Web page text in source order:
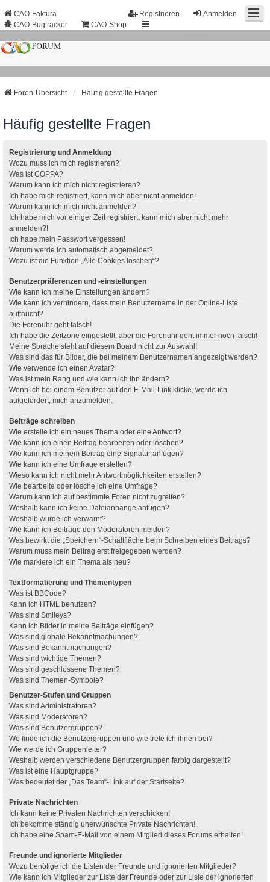
Anmelden
Registrieren
CAO-Faktura
CAO-Bugtracker
CAO-Shop
Foren-Übersicht Häufig gestellte Fragen
Häufig gestellte Fragen
Registrierung und Anmeldung
Wozu muss ich mich registrieren?
Was ist COPPA?
Warum kann ich mich nicht registrieren?
Ich habe mich registriert, kann mich aber nicht anmelden!
Warum kann ich mich nicht anmelden?
Ich habe mich vor einiger Zeit registriert, kann mich aber nicht mehr
anmelden?!
Ich habe mein Passwort vergessen!
Warum werde ich automatisch abgemeldet?
Wozu ist die Funktion „Alle Cookies löschen“?
Benutzerpräferenzen und -einstellungen
Wie kann ich meine Einstellungen ändern?
Wie kann ich verhindern, dass mein Benutzername in der Online-Liste
auftaucht?
Die Forenuhr geht falsch!
Ich habe die Zeitzone eingestellt, aber die Forenuhr geht immer noch falsch!
Meine Sprache steht auf diesem Board nicht zur Auswahl!
Was sind das für Bilder, die bei meinem Benutzernamen angezeigt werden?
Wie verwende ich einen Avatar?
Was ist mein Rang und wie kann ich ihn ändern?
Wenn ich bei einem Benutzer auf den E-Mail-Link klicke, werde ich
aufgefordert, mich anzumelden.
Beiträge schreiben
Wie erstelle ich ein neues Thema oder eine Antwort?
Wie kann ich einen Beitrag bearbeiten oder löschen?
Wie kann ich meinem Beitrag eine Signatur anfügen?
Wie kann ich eine Umfrage erstellen?
Wieso kann ich nicht mehr Antwortmöglichkeiten erstellen?
Wie bearbeite oder lösche ich eine Umfrage?
Warum kann ich auf bestimmte Foren nicht zugreifen?
Weshalb kann ich keine Dateianhänge anfügen?
Weshalb wurde ich verwarnt?
Wie kann ich Beiträge den Moderatoren melden?
Was bewirkt die „Speichern“-Schaltfläche beim Schreiben eines Beitrags?
Warum muss mein Beitrag erst freigegeben werden?
Wie markiere ich ein Thema als neu?
Textformatierung und Thementypen
Was ist BBCode?
Kann ich HTML benutzen?
Was sind Smileys?
Kann ich Bilder in meine Beiträge einfügen?
Was sind globale Bekanntmachungen?
Was sind Bekanntmachungen?
Was sind wichtige Themen?
Was sind geschlossene Themen?
Was sind Themen-Symbole?
Benutzer-Stufen und Gruppen
Was sind Administratoren?
Was sind Moderatoren?
Was sind Benutzergruppen?
Wo finde ich die Benutzergruppen und wie trete ich ihnen bei?
Wie werde ich Gruppenleiter?
Weshalb werden verschiedene Benutzergruppen farbig dargestellt?
Was ist eine Hauptgruppe?
Was bedeutet der „Das Team“-Link auf der Startseite?
Private Nachrichten
Ich kann keine Privaten Nachrichten verschicken!
Ich bekomme ständig unerwünschte Private Nachrichten!
Ich habe eine Spam-E-Mail von einem Mitglied dieses Forums erhalten!
Freunde und ignorierte Mitglieder
Wozu benötige ich die Listen der Freunde und ignorierten Mitglieder?
Wie kann ich Mitglieder zur Liste der Freunde oder zur Liste der ignorierten